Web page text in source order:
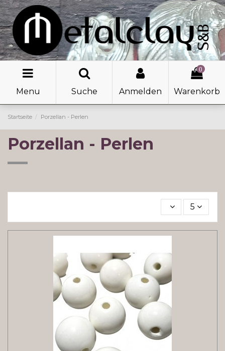
Menu Suche Anmelden
0
Warenkorb
Startseite Porzellan - Perlen
Porzellan - Perlen
5